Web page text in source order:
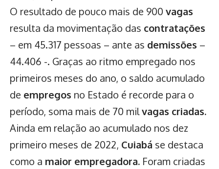
O resultado de pouco mais de 900 vagas
resulta da movimentação das contratações
– em 45.317 pessoas – ante as demissões –
44.406 -. Graças ao ritmo empregado nos
primeiros meses do ano, o saldo acumulado
de empregos no Estado é recorde para o
período, soma mais de 70 milvagas criadas.
Ainda em relação ao acumulado nos dez
primeiro meses de 2022, Cuiabá se destaca
como a maior empregadora. Foram criadas